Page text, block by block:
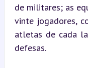
de militares; as
vinte jogadores,
atletas de cada
defesas.